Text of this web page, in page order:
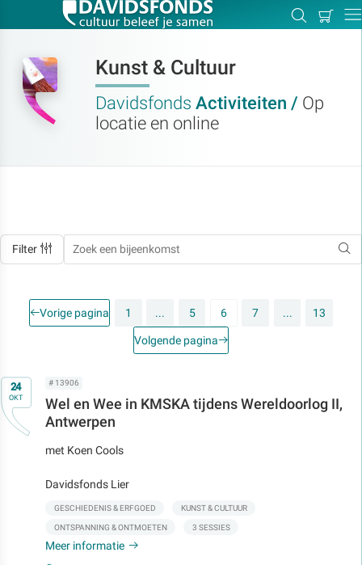
Zoeken
Mijn
Kunst & Cultuur
Davidsfonds Activiteiten / Op
locatie en online
Filter
Vorige pagina 1 ... 5 6 7 ... 13
Volgende pagina
Op24
OKT
# 13906
Wel en Wee in KMSKA tijdens Wereldoorlog II,
Antwerpen
met Koen Cools
Davidsfonds Lier
GESCHIEDENIS & ERFGOED KUNST & CULTUUR
ONTSPANNING & ONTMOETEN 3 SESSIES
Meer informatie